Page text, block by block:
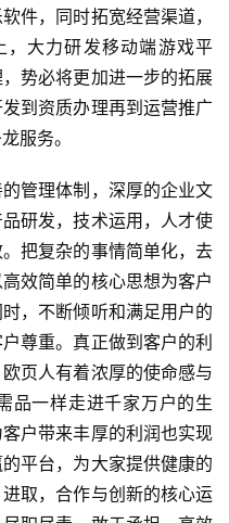
件，同时拓宽经营渠道，
大力研发移动端游戏平
势必将更加进一步的拓展
到资质办理再到运营推广
服务。
管理体制，深厚的企业文
研发，技术运用，人才使
把复杂的事情简单化，去
效简单的核心思想为客户
，不断倾听和满足用户的
尊重。真正做到客户的利
页人有着浓厚的使命感与
品一样走进千家万户的生
户带来丰厚的利润也实现
平台，为大家提供健康的
取，合作与创新的核心运